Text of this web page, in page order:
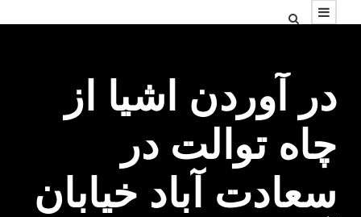
در آوردن اشیا از
چاه توالت در
سعادت آباد خیابان